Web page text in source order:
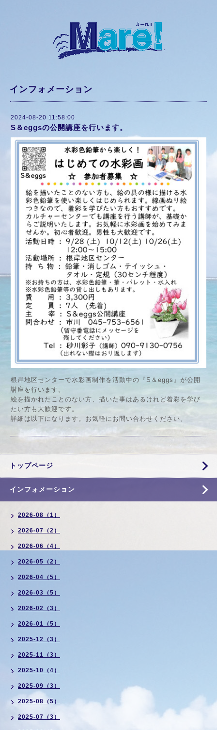
インフォメーション
2024-08-20 11:58:00
S＆eggsの公開講座を行います。
根岸地区センターで水彩画制作を活動中の『S＆eggs』が公開
講座を行います。
絵を描かれたことのない方、描いた事はあるけれど着彩を学び
たい方も大歓迎です。
詳細は以下になります。お気軽にお問い合わせください。
トップページ
インフォメーション
2026-08（1）
2026-07（2）
2026-06（4）
2026-05（2）
2026-04（5）
2026-03（5）
2026-02（3）
2026-01（5）
2025-12（3）
2025-11（3）
2025-10（4）
2025-09（3）
2025-08（5）
2025-07（3）